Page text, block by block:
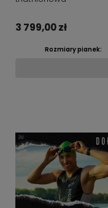
3 799,00 zł
Rozmiary pianek: